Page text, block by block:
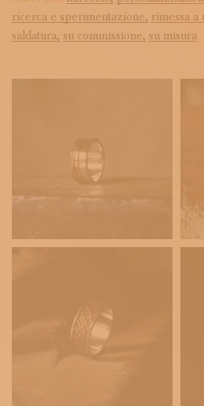
ricerca e sperimentazione, rimessa a
saldatura, su commissione, su misura